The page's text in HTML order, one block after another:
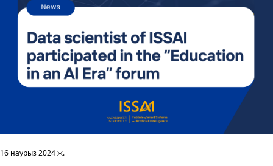
16 наурыз 2024 ж.